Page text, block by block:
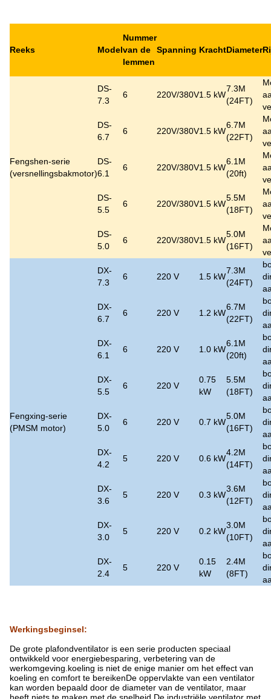
Reeks Model
Nummer
van de
lemmen
Spanning KrachtDiameter
Fengshen-serie
(versnellingsbakmotor)
DS-
7.3
6 220V/380V1.5 kW
7.3M
(24FT)
DS-
6.7
6 220V/380V1.5 kW
6.7M
(22FT)
DS-
6.1
6 220V/380V1.5 kW
6.1M
(20ft)
DS-
5.5
6 220V/380V1.5 kW
5.5M
(18FT)
DS-
5.0
6 220V/380V1.5 kW
5.0M
(16FT)
Fengxing-serie
(PMSM motor)
DX-
7.3
6 220 V 1.5 kW
7.3M
(24FT)
DX-
6.7
6 220 V 1.2 kW
6.7M
(22FT)
DX-
6.1
6 220 V 1.0 kW
6.1M
(20ft)
DX-
5.5
6 220 V
0.75
kW
5.5M
(18FT)
DX-
5.0
6 220 V 0.7 kW
5.0M
(16FT)
DX-
4.2
5 220 V 0.6 kW
4.2M
(14FT)
DX-
3.6
5 220 V 0.3 kW
3.6M
(12FT)
DX-
3.0
5 220 V 0.2 kW
3.0M
(10FT)
DX-
2.4
5 220 V
0.15
kW
2.4M
(8FT)
Werkingsbeginsel:
De grote plafondventilator is een serie producten speciaal
ontwikkeld voor energiebesparing, verbetering van de
werkomgeving.koeling is niet de enige manier om het effect van
koeling en comfort te bereikenDe oppervlakte van een ventilator
kan worden bepaald door de diameter van de ventilator, maar